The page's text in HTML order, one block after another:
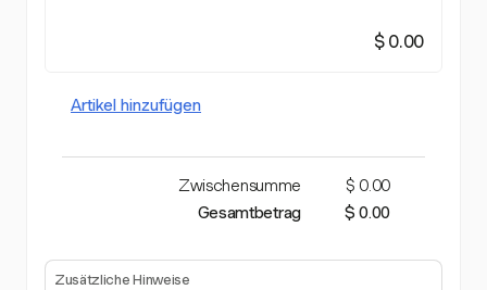
$ 0.00
Artikel hinzufügen
Zwischensumme
$ 0.00
Gesamtbetrag
$ 0.00
Zusätzliche Hinweise